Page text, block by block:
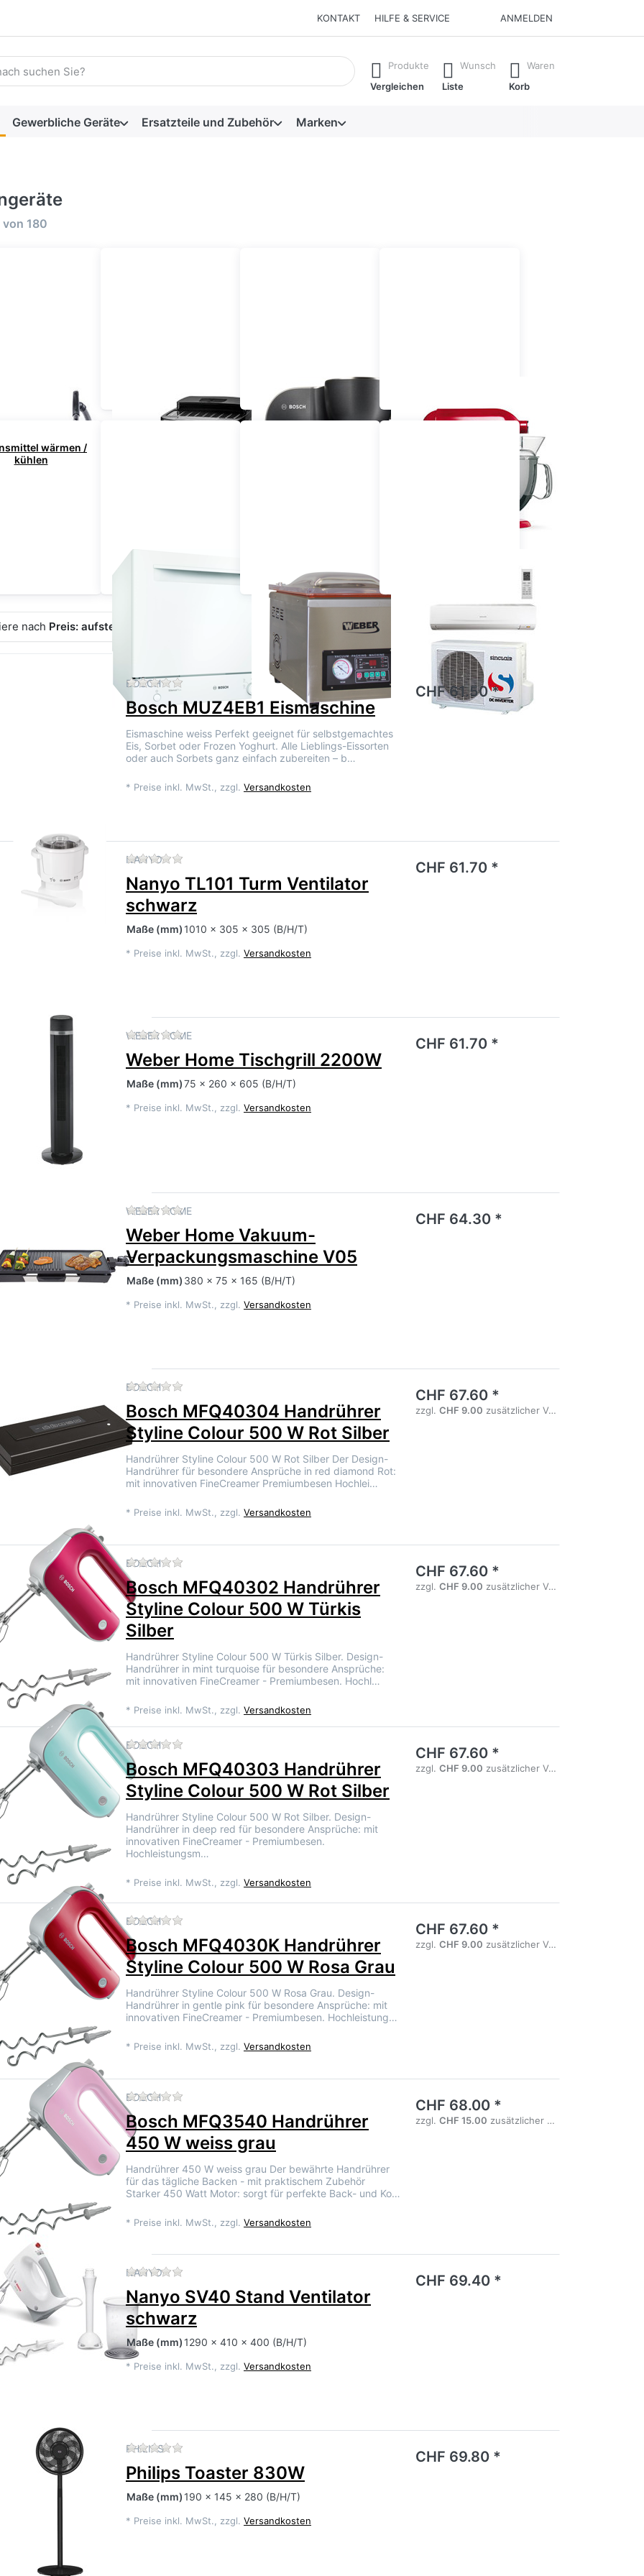
KONTAKT HILFE & SERVICE ANMELDEN
einen Suchbegriff ein. Während Sie tippen, erscheinen automatisch erste Ergebnisse. Drücken Sie die Eingabetaste, um alle
Produkte
Vergleichen
Wunsch
Liste
Waren
Korb
Gewerbliche Geräte Ersatzteile und Zubehör Marken
von 180
Küchenmaschinen
wärmen /
kühlen
(Tischgerät)
nach Preis: aufsteigend
BOSCH Zu diesem Produkt liegen noch keine Bewertungen vor.
Bosch MUZ4EB1 Eismaschine
Eismaschine weiss Perfekt geeignet für selbstgemachtes
Eis, Sorbet oder Frozen Yoghurt. Alle Lieblings-Eissorten
oder auch Sorbets ganz einfach zubereiten – b…
* Preise inkl. MwSt., zzgl. Versandkosten
CHF 61.50 *
NANYO
Nanyo TL101 Turm Ventilator
schwarz
Maße (mm) 1010 x 305 x 305 (B/H/T)
* Preise inkl. MwSt., zzgl. Versandkosten
CHF 61.70 *
WEBER HOMEZu diesem Produkt liegen noch keine Bewertungen vor.
Weber Home Tischgrill 2200W
Maße (mm)75 x 260 x 605 (B/H/T)
* Preise inkl. MwSt., zzgl. Versandkosten
CHF 61.70 *
WEBER HOMEZu diesem Produkt liegen noch keine Bewertungen vor.
Weber Home Vakuum-
Verpackungsmaschine V05
Maße (mm) 380 x 75 x 165 (B/H/T)
* Preise inkl. MwSt., zzgl. Versandkosten
CHF 64.30 *
BOSCH Zu diesem Produkt liegen noch keine Bewertungen vor.
Bosch MFQ40304 Handrührer
Styline Colour 500 W Rot Silber
Handrührer Styline Colour 500 W Rot Silber Der Design-
Handrührer für besondere Ansprüche in red diamond Rot:
mit innovativen FineCreamer Premiumbesen Hochlei…
* Preise inkl. MwSt., zzgl. Versandkosten
CHF 67.60 *
zzgl. CHF 9.00 zusätzlicher Versandgebühr
BOSCH Zu diesem Produkt liegen noch keine Bewertungen vor.
Bosch MFQ40302 Handrührer
Styline Colour 500 W Türkis
Silber
Handrührer Styline Colour 500 W Türkis Silber. Design-
Handrührer in mint turquoise für besondere Ansprüche:
mit innovativen FineCreamer - Premiumbesen. Hochl…
* Preise inkl. MwSt., zzgl. Versandkosten
CHF 67.60 *
zzgl. CHF 9.00 zusätzlicher Versandgebühr
BOSCH Zu diesem Produkt liegen noch keine Bewertungen vor.
Bosch MFQ40303 Handrührer
Styline Colour 500 W Rot Silber
Handrührer Styline Colour 500 W Rot Silber. Design-
Handrührer in deep red für besondere Ansprüche: mit
innovativen FineCreamer - Premiumbesen.
Hochleistungsm…
* Preise inkl. MwSt., zzgl. Versandkosten
CHF 67.60 *
zzgl. CHF 9.00 zusätzlicher Versandgebühr
BOSCH
Bosch MFQ4030K Handrührer
Styline Colour 500 W Rosa Grau
Handrührer Styline Colour 500 W Rosa Grau. Design-
Handrührer in gentle pink für besondere Ansprüche: mit
innovativen FineCreamer - Premiumbesen. Hochleistung…
* Preise inkl. MwSt., zzgl. Versandkosten
CHF 67.60 *
zzgl. CHF 9.00 zusätzlicher Versandgebühr
BOSCH
Bosch MFQ3540 Handrührer
450 W weiss grau
Handrührer 450 W weiss grau Der bewährte Handrührer
für das tägliche Backen - mit praktischem Zubehör
Starker 450 Watt Motor: sorgt für perfekte Back- und Ko…
* Preise inkl. MwSt., zzgl. Versandkosten
CHF 68.00 *
zzgl. CHF 15.00 zusätzlicher Versandgebühr
NANYO Zu diesem Produkt liegen noch keine Bewertungen vor.
Nanyo SV40 Stand Ventilator
schwarz
Maße (mm) 1290 x 410 x 400 (B/H/T)
* Preise inkl. MwSt., zzgl. Versandkosten
CHF 69.40 *
PHILIPS Zu diesem Produkt liegen noch keine Bewertungen vor.
Philips Toaster 830W
Maße (mm) 190 x 145 x 280 (B/H/T)
* Preise inkl. MwSt., zzgl. Versandkosten
CHF 69.80 *